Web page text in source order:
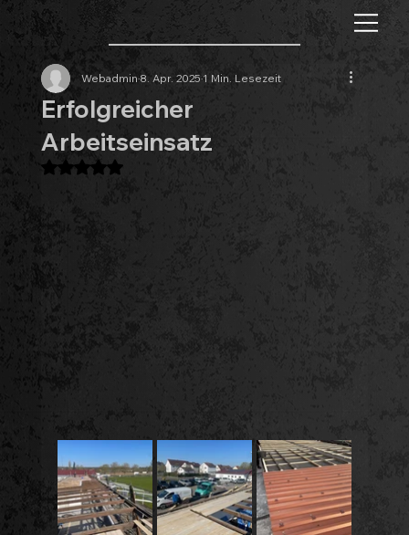
Erfolgreicher
Arbeitseinsatz
Webadmin8. Apr. 20251 Min. Lesezeit
Mit NaN von 5 Sternen bewertet.